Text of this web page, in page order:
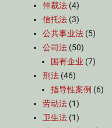
仲裁法 (4)
信托法 (3)
公共事业法 (5)
公司法 (50)
国有企业 (7)
刑法 (46)
指导性案例 (6)
劳动法 (1)
卫生法 (1)